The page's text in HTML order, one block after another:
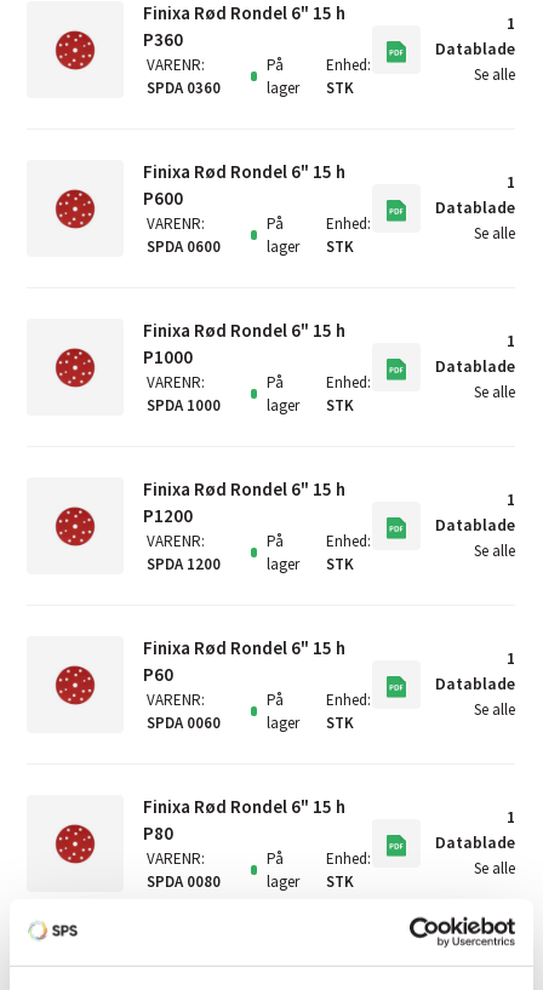
Finixa Rød Rondel 6" 15 h
P360
VARENR:
SPDA 0360
På
lager
Enhed:
STK
1
Datablade
Se alle
Finixa Rød Rondel 6" 15 h
P600
VARENR:
SPDA 0600
På
lager
Enhed:
STK
1
Datablade
Se alle
Finixa Rød Rondel 6" 15 h
P1000
VARENR:
SPDA 1000
På
lager
Enhed:
STK
1
Datablade
Se alle
Finixa Rød Rondel 6" 15 h
P1200
VARENR:
SPDA 1200
På
lager
Enhed:
STK
1
Datablade
Se alle
Finixa Rød Rondel 6" 15 h
P60
VARENR:
SPDA 0060
På
lager
Enhed:
STK
1
Datablade
Se alle
Finixa Rød Rondel 6" 15 h
P80
VARENR:
SPDA 0080
På
lager
Enhed:
STK
1
Datablade
Se alle
Finixa Rød Rondel 6" 15 h